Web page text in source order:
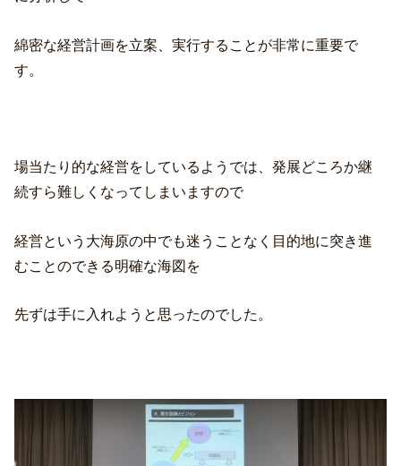
綿密な経営計画を立案、実行することが非常に重要で
す。
場当たり的な経営をしているようでは、発展どころか継
続すら難しくなってしまいますので
経営という大海原の中でも迷うことなく目的地に突き進
むことのできる明確な海図を
先ずは手に入れようと思ったのでした。